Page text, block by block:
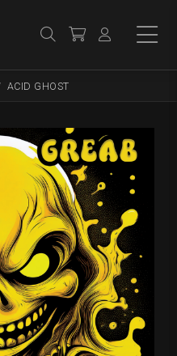
ACID GHOST